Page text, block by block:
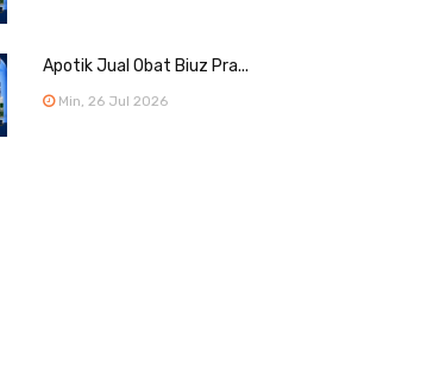
Apotik Jual Obat Biuz Pra...
Min, 26 Jul 2026